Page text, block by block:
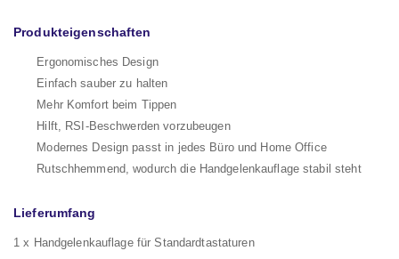
Produkteigenschaften
Ergonomisches Design
Einfach sauber zu halten
Mehr Komfort beim Tippen
Hilft, RSI-Beschwerden vorzubeugen
Modernes Design passt in jedes Büro und Home Office
Rutschhemmend, wodurch die Handgelenkauflage stabil steht
Lieferumfang
1 x Handgelenkauflage für Standardtastaturen